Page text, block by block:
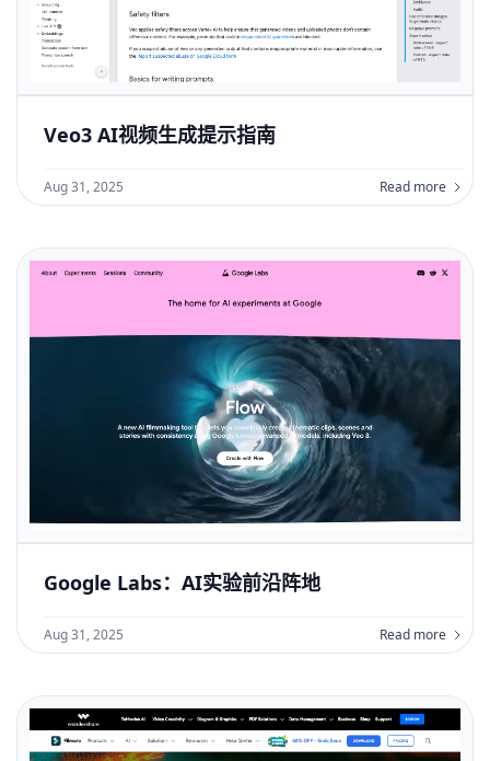
Veo3 AI视频生成提示指南
Aug 31, 2025 Read more
Google Labs：AI实验前沿阵地
Aug 31, 2025 Read more